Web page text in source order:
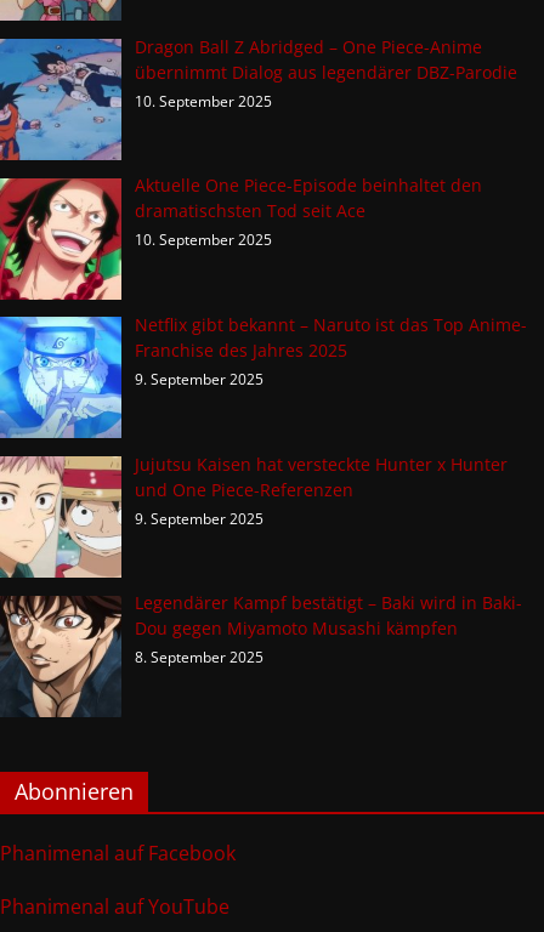
Dragon Ball Z Abridged – One Piece-Anime
übernimmt Dialog aus legendärer DBZ-Parodie
10. September 2025
Aktuelle One Piece-Episode beinhaltet den
dramatischsten Tod seit Ace
10. September 2025
Netflix gibt bekannt – Naruto ist das Top Anime-
Franchise des Jahres 2025
9. September 2025
Jujutsu Kaisen hat versteckte Hunter x Hunter
und One Piece-Referenzen
9. September 2025
Legendärer Kampf bestätigt – Baki wird in Baki-
Dou gegen Miyamoto Musashi kämpfen
8. September 2025
Abonnieren
Phanimenal auf Facebook
Phanimenal auf YouTube